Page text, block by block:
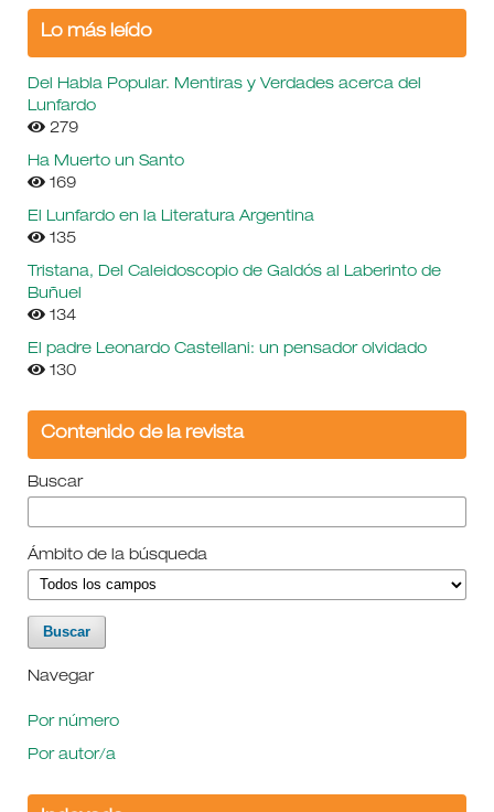
Lo más leído
Del Habla Popular. Mentiras y Verdades acerca del
Lunfardo
279
Ha Muerto un Santo
169
El Lunfardo en la Literatura Argentina
135
Tristana, Del Caleidoscopio de Galdós al Laberinto de
Buñuel
134
El padre Leonardo Castellani: un pensador olvidado
130
Contenido de la revista
Buscar
Ámbito de la búsqueda
Navegar
Por número
Por autor/a